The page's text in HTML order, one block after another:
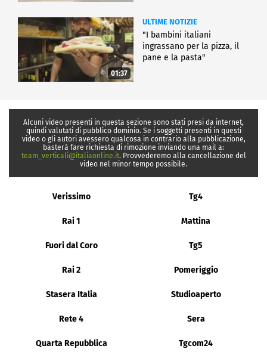
01:37
ULTIME NOTIZIE
"I bambini italiani
ingrassano per la pizza, il
pane e la pasta"
Alcuni video presenti in questa sezione sono stati presi da internet,
quindi valutati di pubblico dominio. Se i soggetti presenti in questi
video o gli autori avessero qualcosa in contrario alla pubblicazione,
basterà fare richiesta di rimozione inviando una mail a:
team_verticali@italiaonline.it. Provvederemo alla cancellazione del
video nel minor tempo possibile.
Verissimo Tg4
Rai 1 Mattina
Fuori dal Coro Tg5
Rai 2 Pomeriggio
Stasera Italia Studioaperto
Rete 4 Sera
Quarta Repubblica Tgcom24